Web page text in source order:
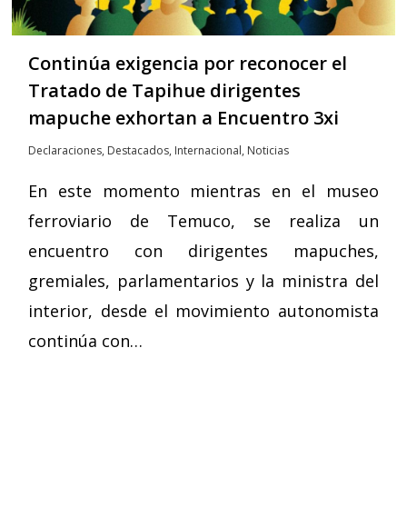
Continúa exigencia por reconocer el
Tratado de Tapihue dirigentes
mapuche exhortan a Encuentro 3xi
Declaraciones, Destacados, Internacional, Noticias
En este momento mientras en el museo
ferroviario de Temuco, se realiza un
encuentro con dirigentes mapuches,
gremiales, parlamentarios y la ministra del
interior, desde el movimiento autonomista
continúa con…